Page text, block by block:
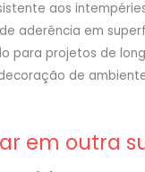
aos
aderência em
para projetos de
de
em outra